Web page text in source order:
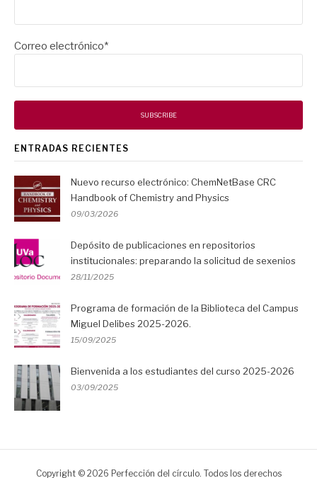
Correo electrónico*
ENTRADAS RECIENTES
Nuevo recurso electrónico: ChemNetBase CRC
Handbook of Chemistry and Physics
09/03/2026
Depósito de publicaciones en repositorios
institucionales: preparando la solicitud de sexenios
28/11/2025
Programa de formación de la Biblioteca del Campus
Miguel Delibes 2025-2026.
15/09/2025
Bienvenida a los estudiantes del curso 2025-2026
03/09/2025
Copyright © 2026 Perfección del círculo. Todos los derechos